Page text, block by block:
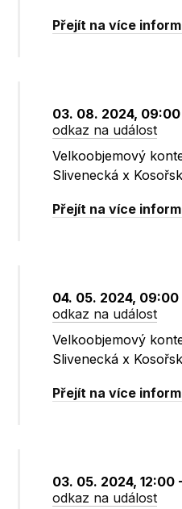
Přejít na více
03. 08. 2024, 09:00
odkaz na událost
Velkoobjemový
Slivenecká x
Přejít na více
04. 05. 2024, 09:00
odkaz na událost
Velkoobjemový
Slivenecká x
Přejít na více
03. 05. 2024, 12:00
odkaz na událost